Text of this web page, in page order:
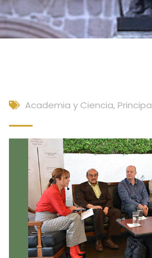
Academia y Ciencia,